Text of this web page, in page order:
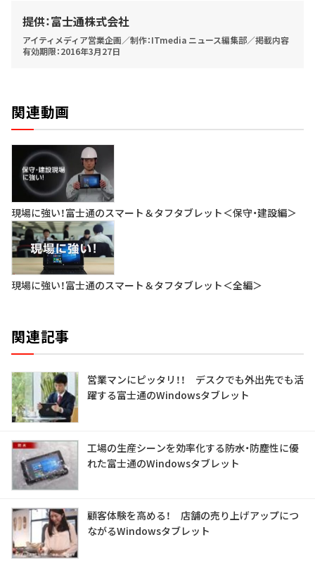
提供：富士通株式会社
アイティメディア営業企画／制作：ITmedia ニュース編集部／掲載内容
有効期限：2016年3月27日
関連動画
現場に強い！富士通のスマート＆タフタブレット＜保守・建設編＞
現場に強い！富士通のスマート＆タフタブレット＜全編＞
関連記事
営業マンにピッタリ！！ デスクでも外出先でも活
躍する富士通のWindowsタブレット
工場の生産シーンを効率化する――防水・防塵性に優
れた富士通のWindowsタブレット
顧客体験を高める！ 店舗の売り上げアップにつ
ながるWindowsタブレット